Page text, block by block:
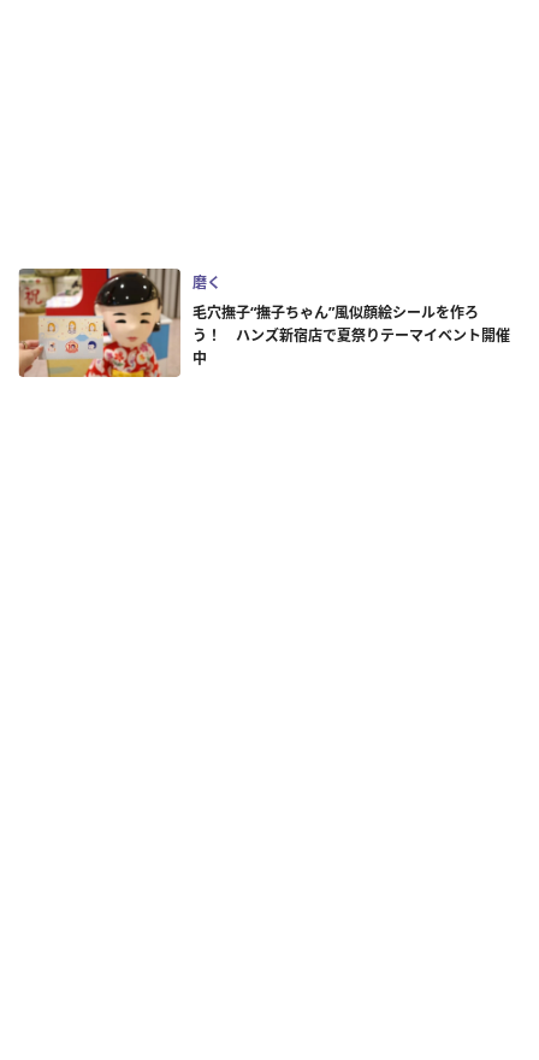
磨く
毛穴撫子“撫子ちゃん”風似顔絵シールを作ろ
う！ ハンズ新宿店で夏祭りテーマイベント開催
中